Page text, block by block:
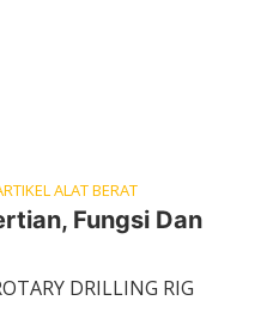
ALAT BERAT
Fungsi Dan